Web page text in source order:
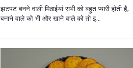
झटपट बनने वाली मिठाईयां सभी को बहुत प्यारी होती हैं,
बनाने वाले को भी और खाने वाले को तो इ...